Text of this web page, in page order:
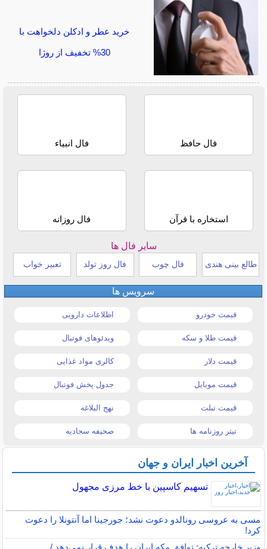
خرید عطر و ادکلن دلخواهت با
30% تخفیف از روژا
فال حافظ فال انبیاء
استخاره با قرآن فال روزانه
سایر فال ها
طالع بینی هندی فال چوب فال روز تولد تعبیر خواب
سرویس ها
قیمت خودرو اطلاعات دارویی
قیمت طلا و سکه ویدئوهای فوتبال
قیمت دلار کالری مواد غذایی
قیمت موبایل جدول پخش فوتبال
قیمت تبلت نهج البلاغه
تیتر روزنامه ها صحیفه سجادیه
آخرین اخبار ایران و جهان
تسهیم کاسپین با خط مرزی مجهول
مسی به عروسی رونالدو دعوت نشد؛ جورجینا اما آنتونلا را دعوت
کرد!
وزیر خارجه ترکیه: توافق مکه ایران را هدف قرار نمی‌دهد /